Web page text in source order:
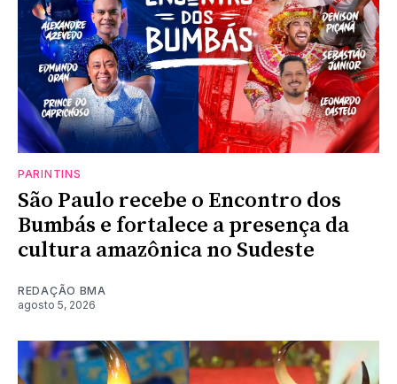
PARINTINS
São Paulo recebe o Encontro dos
Bumbás e fortalece a presença da
cultura amazônica no Sudeste
REDAÇÃO BMA
agosto 5, 2026